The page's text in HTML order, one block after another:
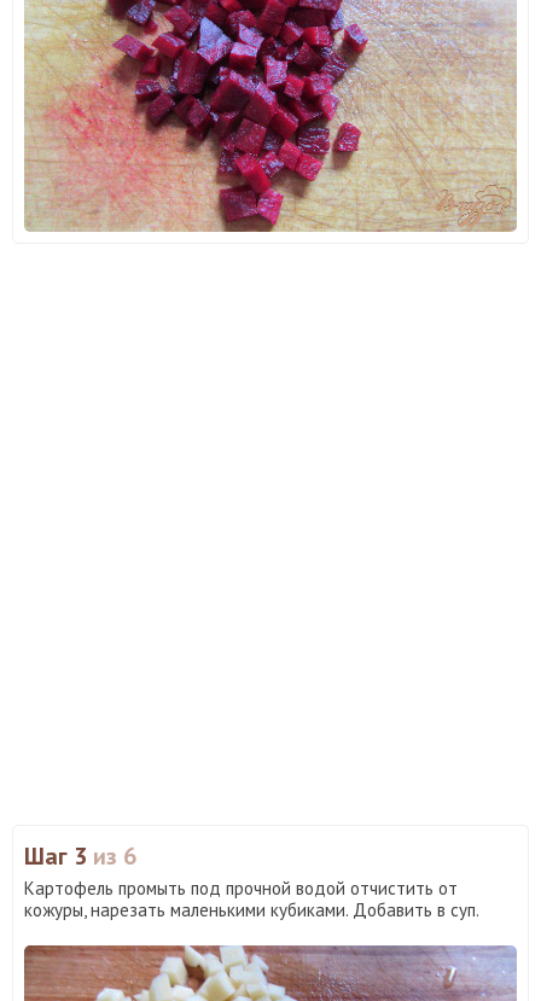
Шаг 3 из 6
Картофель промыть под прочной водой отчистить от
кожуры, нарезать маленькими кубиками. Добавить в суп.